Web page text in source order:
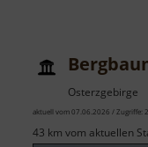
Osterzgebirge
aktuell vom 07.06.2026 / Zugriffe:
43 km vom aktuellen